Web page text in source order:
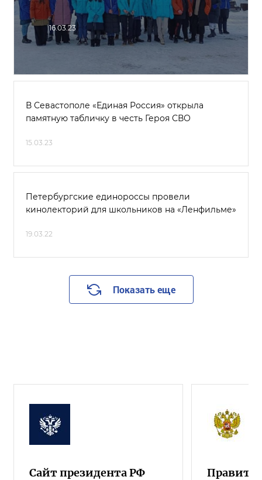
16.03.23
В Севастополе «Единая Россия» открыла
памятную табличку в честь Героя СВО
15.03.23
Петербургские единороссы провели
кинолекторий для школьников на «Ленфильме»
19.03.22
Показать еще
Сайт президента РФ